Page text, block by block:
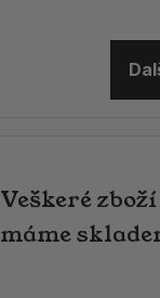
Veškeré zboží
máme